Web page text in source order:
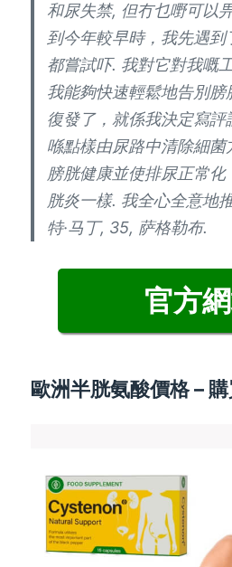
和尿失禁, 但冇乜嘢可以
到今年較早時，我先遇
都嘗試吓. 我對它對我嘅
我能夠快速輕鬆地告別
復發了，就係我決定寫
喺點樣由尿路中清除細
膀胱健康並使排尿正常
胱炎一樣. 我全心全意地
特·马丁, 35, 萨格勒布.
官方
歐洲半胱氨酸價格 –